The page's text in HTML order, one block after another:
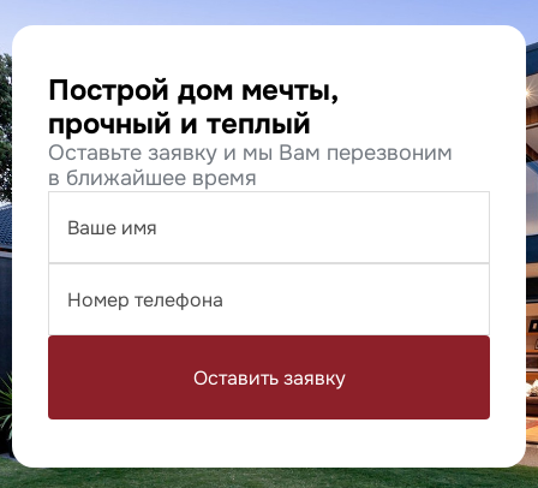
Построй дом мечты,
прочный и теплый
Оставьте заявку и мы Вам перезвоним
в ближайшее время
Оставить заявку